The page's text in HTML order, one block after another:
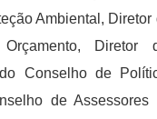
Ambiental, Diretor
Diretor
Conselho de
de Assessores